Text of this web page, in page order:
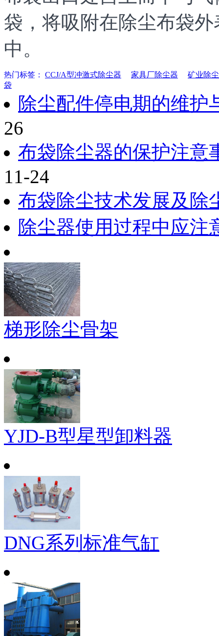
袋，将吸附在除尘布袋
中。
热门标签： CCJ/A型冲激式除尘器 家具厂除尘器
矿业除
袋
除尘配件停电期的维护
26
布袋除尘器的保护注意
11-24
布袋除尘技术发展及除
除尘器使用过程中应注
梯形除尘骨架
YJD-B型星型卸料器
DNG系列标准气缸